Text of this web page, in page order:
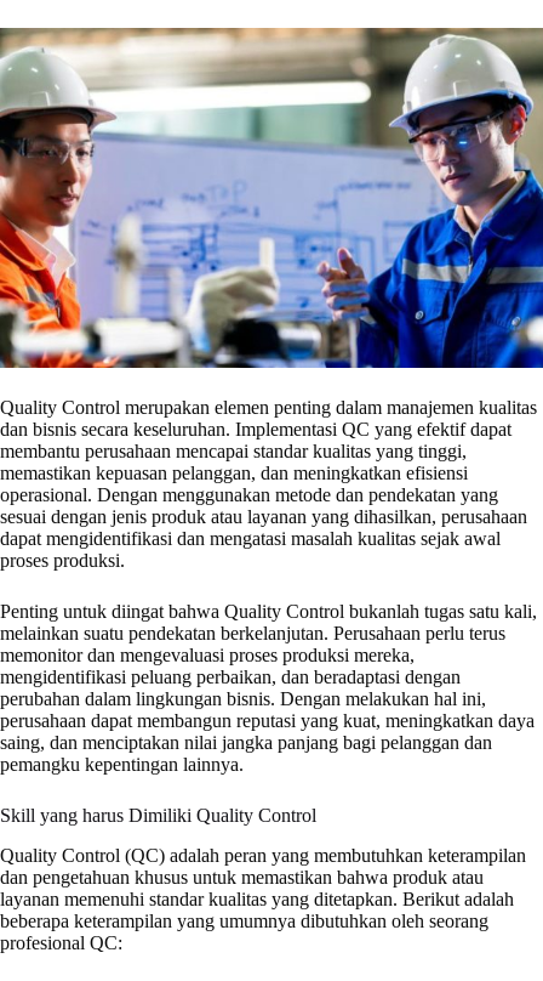
Quality Control merupakan elemen penting dalam manajemen kualitas
dan bisnis secara keseluruhan. Implementasi QC yang efektif dapat
membantu perusahaan mencapai standar kualitas yang tinggi,
memastikan kepuasan pelanggan, dan meningkatkan efisiensi
operasional. Dengan menggunakan metode dan pendekatan yang
sesuai dengan jenis produk atau layanan yang dihasilkan, perusahaan
dapat mengidentifikasi dan mengatasi masalah kualitas sejak awal
proses produksi.
Penting untuk diingat bahwa Quality Control bukanlah tugas satu kali,
melainkan suatu pendekatan berkelanjutan. Perusahaan perlu terus
memonitor dan mengevaluasi proses produksi mereka,
mengidentifikasi peluang perbaikan, dan beradaptasi dengan
perubahan dalam lingkungan bisnis. Dengan melakukan hal ini,
perusahaan dapat membangun reputasi yang kuat, meningkatkan daya
saing, dan menciptakan nilai jangka panjang bagi pelanggan dan
pemangku kepentingan lainnya.
Skill yang harus Dimiliki Quality Control
Quality Control (QC) adalah peran yang membutuhkan keterampilan
dan pengetahuan khusus untuk memastikan bahwa produk atau
layanan memenuhi standar kualitas yang ditetapkan. Berikut adalah
beberapa keterampilan yang umumnya dibutuhkan oleh seorang
profesional QC: